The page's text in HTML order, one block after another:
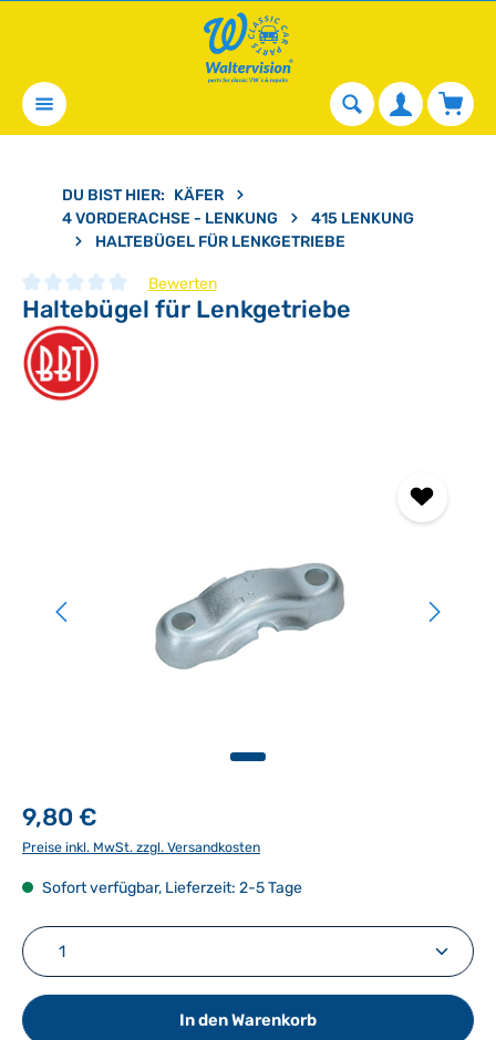
DU BIST HIER: KÄFER
4 VORDERACHSE - LENKUNG
415 LENKUNG
HALTEBÜGEL FÜR LENKGETRIEBE
Durchschnittliche Bewertung von 0 von 5 Sternen
Bewerten
Haltebügel für Lenkgetriebe
9,80 €
Preise inkl. MwSt. zzgl. Versandkosten
Sofort verfügbar, Lieferzeit: 2-5 Tage
Produkt Anzahl: Gib den gewünschten Wert ein
In den Warenkorb